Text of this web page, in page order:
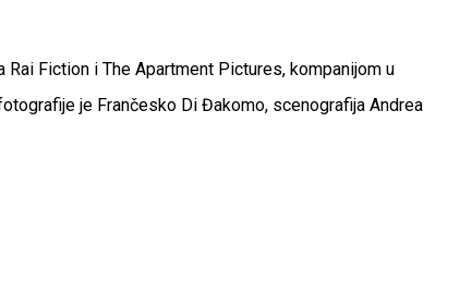
Rai Fiction i The Apartment Pictures, kompanijom u
je Frančesko Di Đakomo, scenografija Andrea